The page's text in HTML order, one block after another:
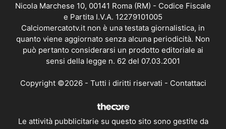
Nicola Marchese 10, 00141 Roma (RM) - Codice Fiscale
e Partita I.V.A. 12279101005
Calciomercatotv.it non è una testata giornalistica, in
quanto viene aggiornato senza alcuna periodicità. Non
può pertanto considerarsi un prodotto editoriale ai
sensi della legge n. 62 del 07.03.2001
Copyright ©2026 - Tutti i diritti riservati - Contattaci
Le attività pubblicitarie su questo sito sono gestite da